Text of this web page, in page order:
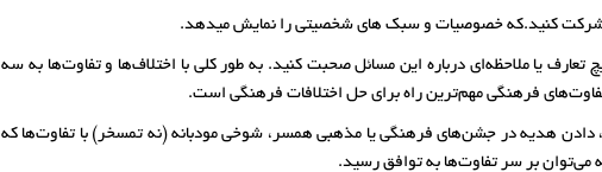
یا ملاحظه‌ای درباره این مسائل صحبت کنید. به طور کلی با اختلاف‌ها و تفاوت‌ها به سه
فرهنگی مهم‌ترین راه برای حل اختلافات فرهنگی است.
هدیه در جشن‌های فرهنگی یا مذهبی همسر، شوخی مودبانه (نه تمسخر) با تفاوت‌ها که
بر سر تفاوت‌ها به توافق رسید.